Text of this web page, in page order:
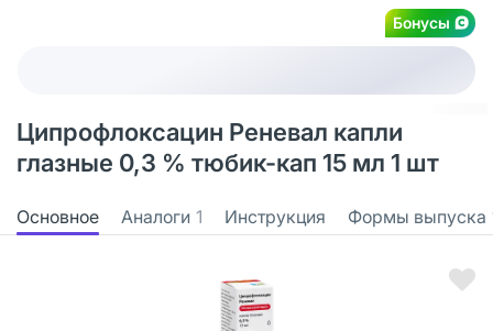
Бонусы
Ципрофлоксацин Реневал капли
глазные 0,3 % тюбик-кап 15 мл 1 шт
Основное Аналоги 1 Инструкция Формы выпуска